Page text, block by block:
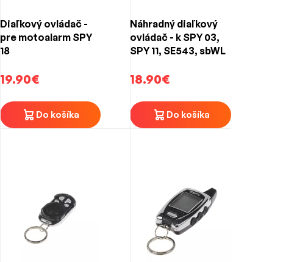
Diaľkový ovládač -
pre motoalarm SPY
18
19.90€
Do košíka
Náhradný diaľkový
ovládač - k SPY 03,
SPY 11, SE543, sbWL
18.90€
Do košíka